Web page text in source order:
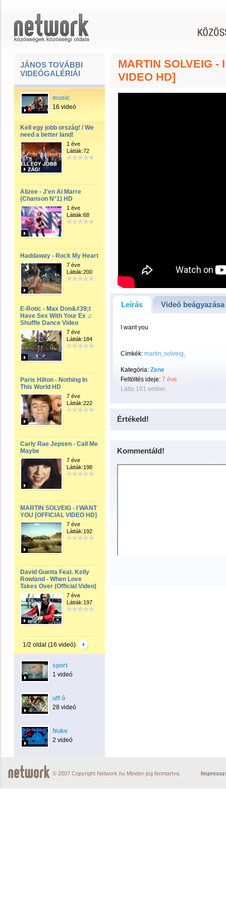
JÁNOS TOVÁBBI
VIDEÓGALÉRIÁI
music
16 videó
Kell egy jobb ország! / We
need a better land!
1 éve
Látták:72
Alizee - J'en Ai Marre
(Chanson N°1) HD
1 éve
Látták:68
Haddaway - Rock My Heart
7 éve
Látták:200
E-Rotic - Max Don&#39;t
Have Sex With Your Ex ♫
Shuffle Dance Video
7 éve
Látták:184
Paris Hilton - Nothing In
This World HD
7 éve
Látták:222
Carly Rae Jepsen - Call Me
Maybe
7 éve
Látták:198
MARTIN SOLVEIG - I WANT
YOU [OFFICIAL VIDEO HD]
7 éve
Látták:192
David Guetta Feat. Kelly
Rowland - When Love
Takes Over (Official Video)
7 éve
Látták:197
1/2 oldal (16 videó)
sport
1 videó
uff ó
28 videó
Nuke
2 videó
MARTIN SOLVEIG -
VIDEO HD]
Leírás Videó beágyazása
I want you
Címkék: martin solveig
Kategória: Zene
Feltöltés ideje: 7 éve
Látta 191 ember.
Értékeld!
Kommentáld!
© 2007 Copyright Network.hu Minden jog fenntartva.